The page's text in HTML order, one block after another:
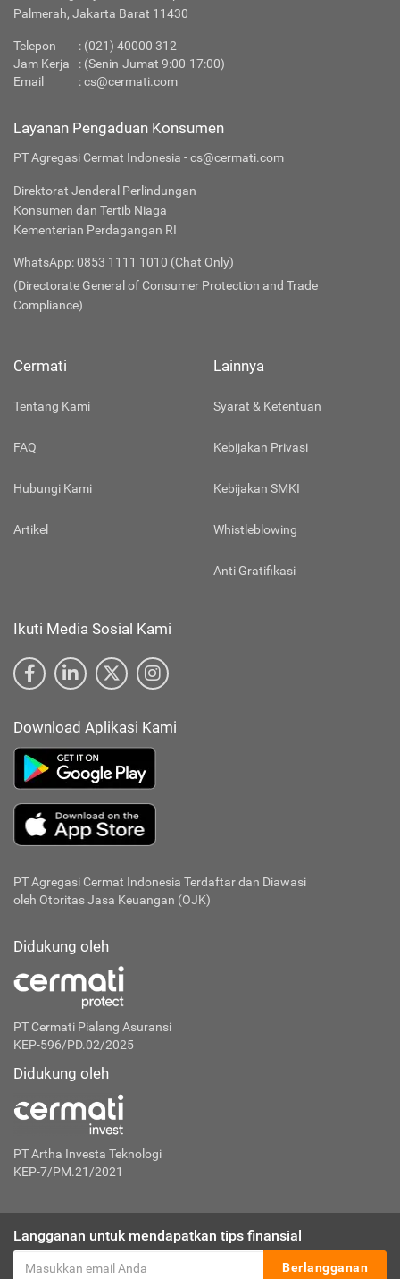
Palmerah, Jakarta Barat 11430
Telepon : (021) 40000 312
Jam Kerja
: (Senin-Jumat 9:00-17:00)
Email
:cs@cermati.com
Layanan Pengaduan Konsumen
PT Agregasi Cermat Indonesia - cs@cermati.com
Direktorat Jenderal Perlindungan
Konsumen dan Tertib Niaga
Kementerian Perdagangan RI
WhatsApp: 0853 1111 1010 (Chat Only)
(Directorate General of Consumer Protection and Trade
Compliance)
Cermati
Tentang Kami
FAQ
Hubungi Kami
Artikel
Lainnya
Syarat & Ketentuan
Kebijakan Privasi
Kebijakan SMKI
Whistleblowing
Anti Gratifikasi
Ikuti Media Sosial Kami
Download Aplikasi Kami
PT Agregasi Cermat Indonesia Terdaftar dan Diawasi
oleh Otoritas Jasa Keuangan (OJK)
Didukung oleh
PT Cermati Pialang Asuransi
KEP-596/PD.02/2025
Didukung oleh
PT Artha Investa Teknologi
KEP-7/PM.21/2021
Langganan untuk mendapatkan tips finansial
Berlangganan